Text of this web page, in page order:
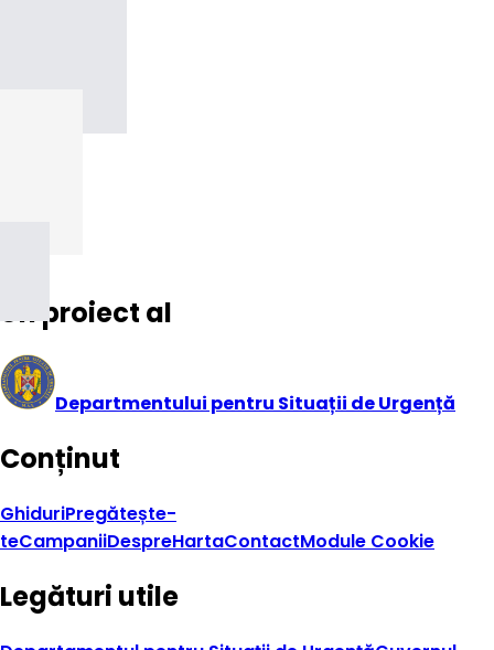
Un proiect al
Departmentului pentru Situații de Urgență
Conținut
GhiduriPregătește-
teCampaniiDespreHartaContactModule Cookie
Legături utile